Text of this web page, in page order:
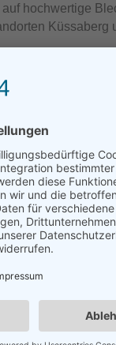
hochwertige
Komponenten?
das Lösen von
(m/w/d)!
auf das
kreative
größtenteils in
verstehen.